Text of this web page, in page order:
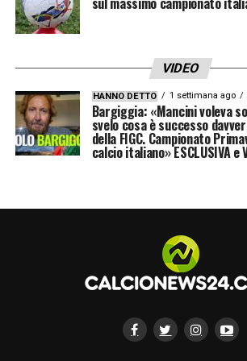
VIDEO
HANNO DETTO 1 settimana ago
Bargiggia: «Mancini voleva
svelo cosa è successo
della FIGC. Campionato
calcio italiano» ESCLUSIVA e